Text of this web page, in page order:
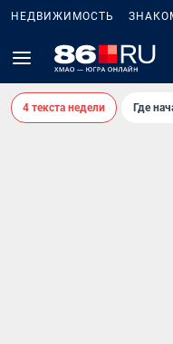
НЕДВИЖИМОСТЬ
4 текста недели Где